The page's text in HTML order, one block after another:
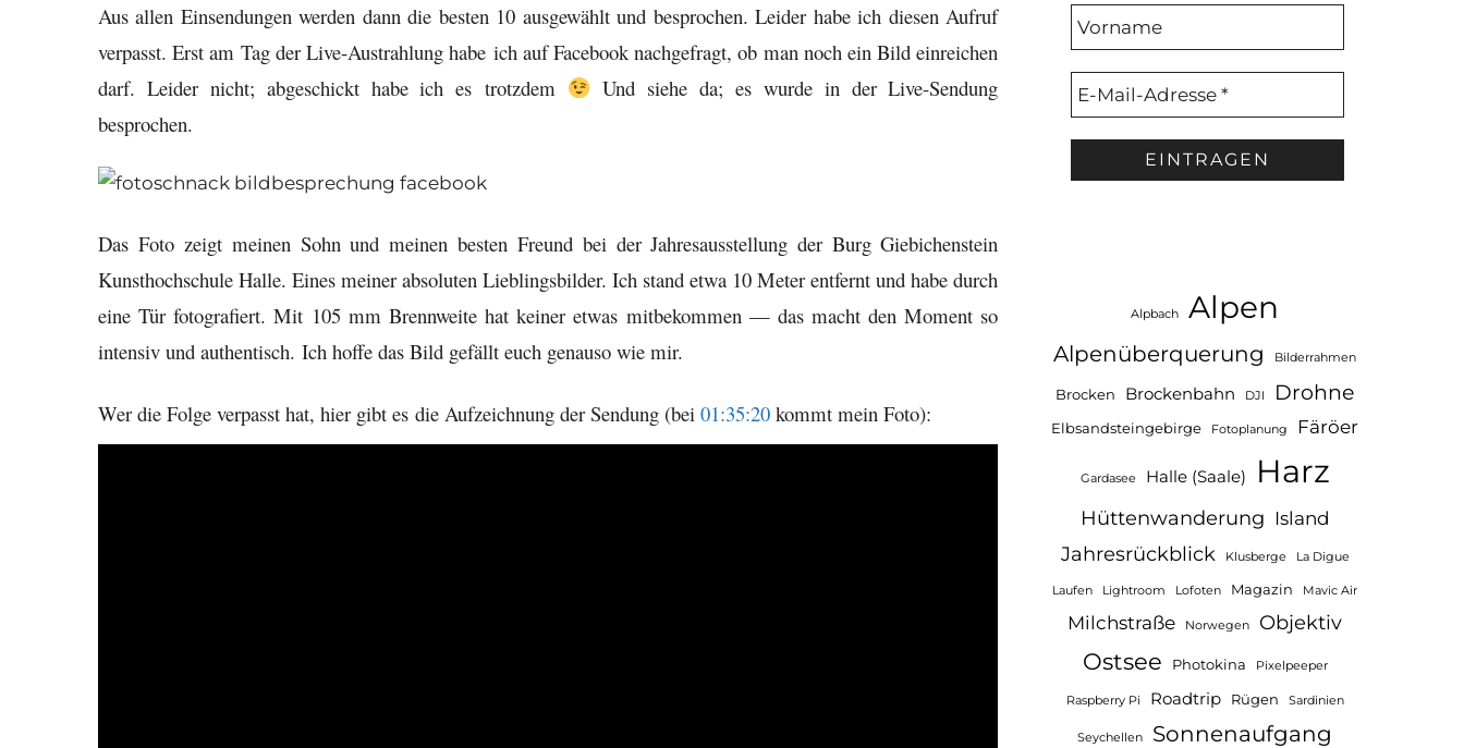
Aus allen Einsendungen werden dann die besten 10 ausgewählt und besprochen. Leider habe ich diesen Aufruf
verpasst. Erst am Tag der Live-Austrahlung habe ich auf Facebook nachgefragt, ob man noch ein Bild einreichen
darf. Leider nicht; abgeschickt habe ich estrotzdem
Und siehe da; es wurde in der Live-Sendung
besprochen.
Das Foto zeigt meinen Sohn und meinen besten Freund bei der Jahresausstellung der Burg Giebichenstein
Kunsthochschule Halle. Eines meiner absoluten Lieblingsbilder. Ich stand etwa 10 Meter entfernt und habe durch
eine Tür fotografiert. Mit 105 mm Brennweite hat keiner etwas mitbekommen — das macht den Moment so
intensiv und authentisch. Ich hoffe das Bild gefällt euch genauso wie mir.
Wer die Folge verpasst hat, hier gibt es die Aufzeichnung der Sendung (bei 01:35:20 kommt mein Foto):
Alpbach Alpen
Alpenüberquerung Bilderrahmen
Brocken Brockenbahn DJI Drohne
Elbsandsteingebirge Fotoplanung Färöer
Gardasee Halle (Saale) Harz
Hüttenwanderung Island
Jahresrückblick Klusberge La Digue
Laufen Lightroom Lofoten Magazin Mavic Air
Milchstraße Norwegen Objektiv
Ostsee Photokina Pixelpeeper
Raspberry Pi Roadtrip Rügen Sardinien
Seychellen Sonnenaufgang